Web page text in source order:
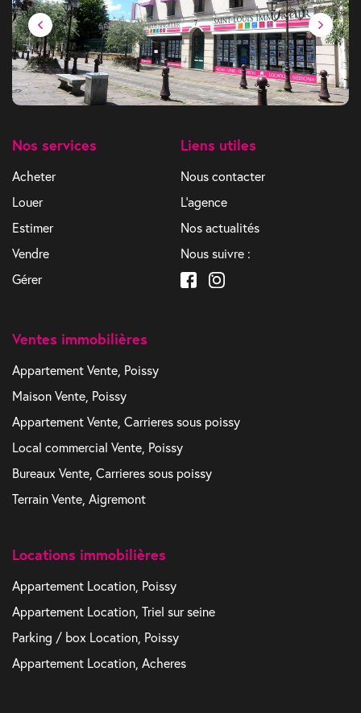
Nos services
Acheter
Louer
Estimer
Vendre
Gérer
Liens utiles
Nous contacter
L'agence
Nos actualités
Nous suivre :
Ventes immobilières
Appartement Vente, Poissy
Maison Vente, Poissy
Appartement Vente, Carrieres sous poissy
Local commercial Vente, Poissy
Bureaux Vente, Carrieres sous poissy
Terrain Vente, Aigremont
Locations immobilières
Appartement Location, Poissy
Appartement Location, Triel sur seine
Parking / box Location, Poissy
Appartement Location, Acheres